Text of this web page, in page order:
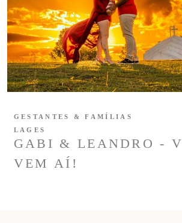
GABI & LEANDRO -
VEM AÍ!
GESTANTES & FAMÍLIAS
LAGES